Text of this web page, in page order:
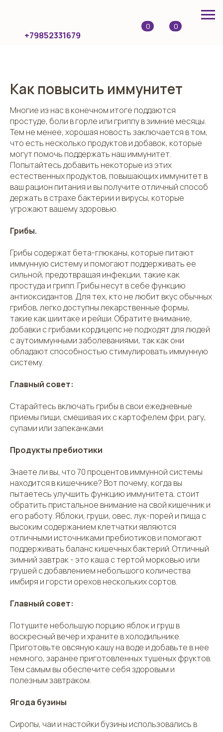
Как повысить иммунитет
Многие из нас в конечном итоге поддаются
простуде, боли в горле или гриппу в зимние месяцы.
Тем не менее, хорошая новость заключается в том,
что есть несколько продуктов и добавок, которые
могут помочь поддержать наш иммунитет.
Попытайтесь добавить некоторые из этих
естественных продуктов, повышающих иммунитет в
ваш рацион питания и вы получите отличный способ
держать в страхе бактерии и вирусы, которые
угрожают вашему здоровью.
Грибы.
Грибы содержат бета-глюканы, которые питают
иммунную систему и помогают поддерживать ее
сильной, предотвращая инфекции, такие как
простуда и грипп. Грибы несут в себе функцию
антиоксидантов. Для тех, кто не любит вкус обычных
грибов, легко доступны лекарственные формы,
такие как шиитаке и рейши. Обратите внимание,
добавки с грибами кордицепс не подходят для людей
с аутоиммунными заболеваниями, так как они
обладают способностью стимулировать иммунную
систему.
Главный совет:
Старайтесь включать грибы в свои ежедневные
приемы пищи, смешивая их с картофелем фри, рагу,
супами или запеканками.
Продукты пребиотики
Знаете ли вы, что 70 процентов иммунной системы
находится в кишечнике? Вот почему, когда вы
пытаетесь улучшить функцию иммунитета, стоит
обратить пристальное внимание на свой кишечник и
его работу. Яблоки, груши, овес, лук-порей и пища с
высоким содержанием клетчатки являются
отличными источниками пребиотиков и помогают
поддерживать баланс кишечных бактерий. Отличный
зимний завтрак - это каша с тертой морковью или
грушей с добавлением небольшого количества
имбиря и горсти орехов нескольких сортов.
Главный совет:
Потушите небольшую порцию яблок и груш в
воскресный вечер и храните в холодильнике.
Приготовьте овсяную кашу на воде и добавьте в нее
немного, заранее приготовленных тушеных фруктов.
Тем самым вы обеспечите себя здоровым и
полезным завтраком.
Ягода бузины
Сиропы, чаи и настойки бузины использовались в